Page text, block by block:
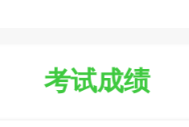
考试成绩